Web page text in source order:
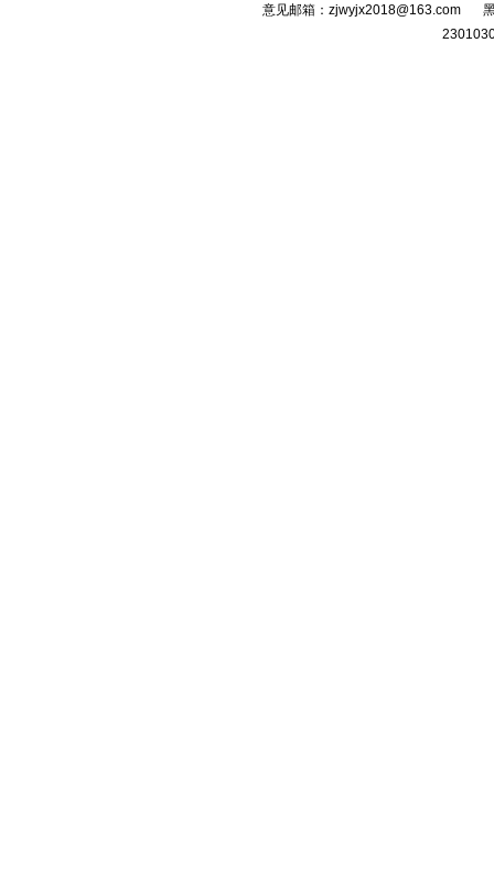
意见邮箱：zjwyjx2018@163.com